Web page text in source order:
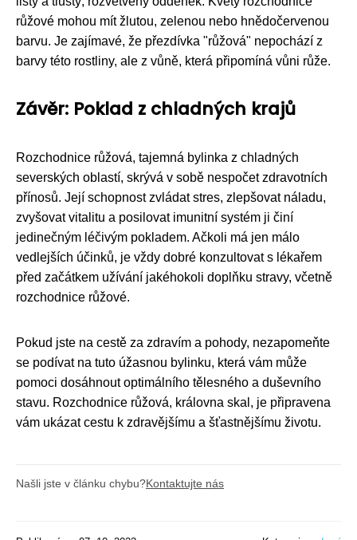
růžové mohou mít žlutou, zelenou nebo hnědočervenou
barvu. Je zajímavé, že přezdívka "růžová" nepochází z
barvy této rostliny, ale z vůně, která připomíná vůni růže.
Závěr: Poklad z chladných krajů
Rozchodnice růžová, tajemná bylinka z chladných
severských oblastí, skrývá v sobě nespočet zdravotních
přínosů. Její schopnost zvládat stres, zlepšovat náladu,
zvyšovat vitalitu a posilovat imunitní systém ji činí
jedinečným léčivým pokladem. Ačkoli má jen málo
vedlejších účinků, je vždy dobré konzultovat s lékařem
před začátkem užívání jakéhokoli doplňku stravy, včetně
rozchodnice růžové.
Pokud jste na cestě za zdravím a pohody, nezapomeňte
se podívat na tuto úžasnou bylinku, která vám může
pomoci dosáhnout optimálního tělesného a duševního
stavu. Rozchodnice růžová, královna skal, je připravena
vám ukázat cestu k zdravějšímu a šťastnějšímu životu.
Našli jste v článku chybu?Kontaktujte nás